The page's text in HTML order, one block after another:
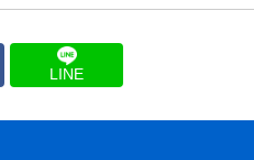
LINE